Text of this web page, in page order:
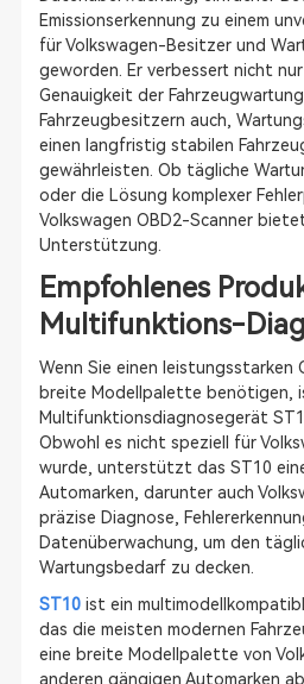
Emissionserkennung zu einem
für Volkswagen-Besitzer und
geworden. Er verbessert nicht
Genauigkeit der
Fahrzeugbesitzern auch,
einen langfristig stabilen
gewährleisten. Ob tägliche
oder die Lösung komplexer
Volkswagen OBD2-Scanner
Unterstützung.
Empfohlenes
Multifunktions-
Wenn Sie einen leistungsstarken
breite Modellpalette benötigen,
Multifunktionsdiagnosegerät
Obwohl es nicht speziell für
wurde, unterstützt das ST10
Automarken, darunter auch
präzise Diagnose,
Datenüberwachung, um den
Wartungsbedarf zu decken.
ST10ist ein
das die meisten modernen
eine breite Modellpalette von
anderen gängigen Automarken